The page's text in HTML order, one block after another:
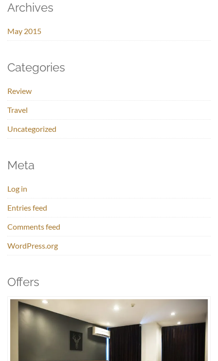
Archives
May 2015
Categories
Review
Travel
Uncategorized
Meta
Log in
Entries feed
Comments feed
WordPress.org
Offers